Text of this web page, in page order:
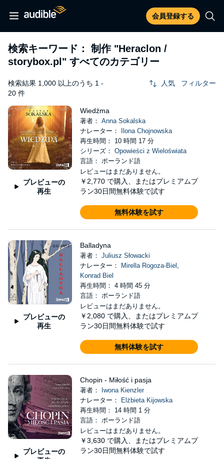
会員登録する
検索キーワード： 制作 "Heraclon /
storybox.pl" すべてのカテゴリー
検索結果 1,000 以上のうち 1 -
20 件
人気 フィルター
プレビューの
再生
Wiedźma
著者： Anna Sokalska
ナレーター：
Ilona Chojnowska
再生時間： 10 時間 17 分
シリーズ： Opowieści z Wieloświata
言語： ポーランド語
レビューはまだありません。
￥2,770 で購入、またはプレミアムプ
ラン30日間無料体験で試す
無料体験を試す
プレビューの
再生
Balladyna
著者： Juliusz Słowacki
ナレーター：
Mirella Rogoza-Biel ,
Konrad Biel
再生時間： 4 時間 45 分
言語： ポーランド語
レビューはまだありません。
￥2,080 で購入、またはプレミアムプ
ラン30日間無料体験で試す
無料体験を試す
プレビューの
Chopin - Miłość i pasja
著者：
Iwona Kienzler
ナレーター：
Elżbieta Kijowska
再生時間： 14 時間 1 分
言語： ポーランド語
レビューはまだありません。
￥3,630 で購入、またはプレミアムプ
ラン30日間無料体験で試す